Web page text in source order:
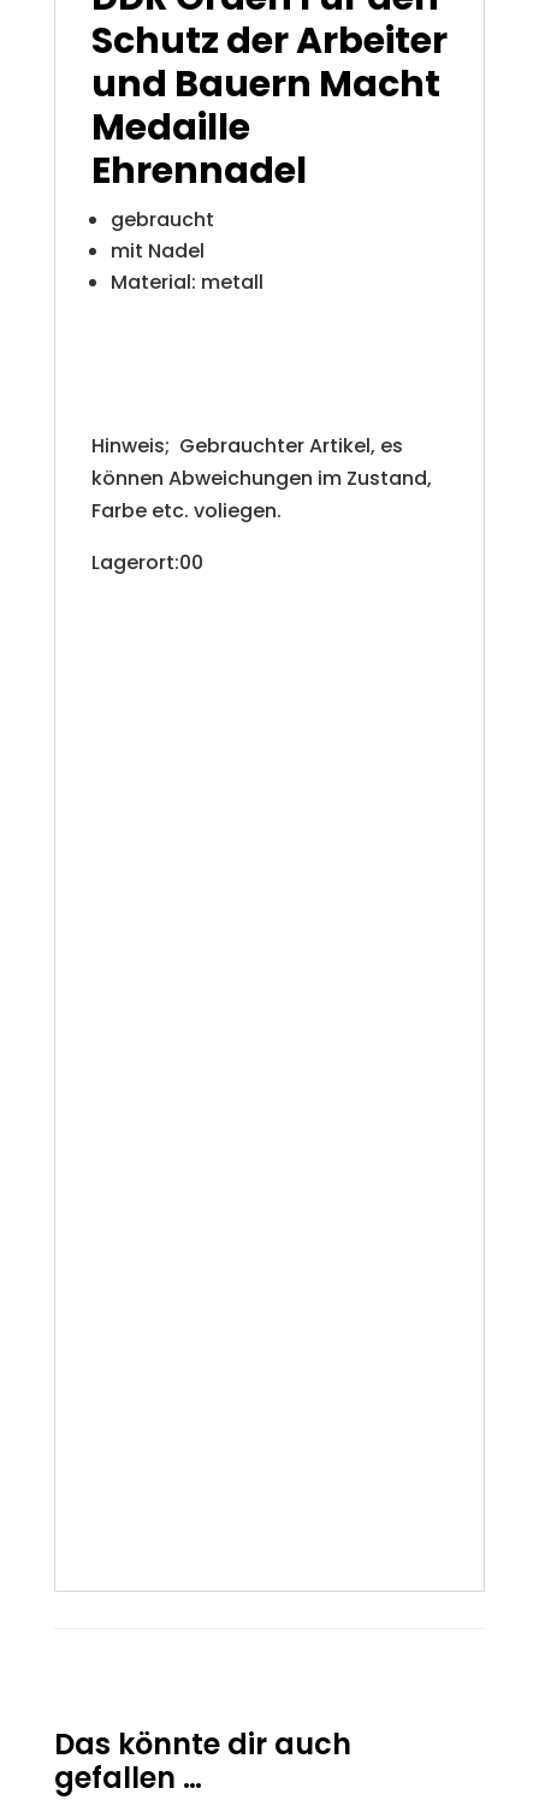
Ehrennadel
Menge
Schutz der Arbeiter
und Bauern Macht
Medaille
Ehrennadel
gebraucht
mit Nadel
Material: metall
Hinweis; Gebrauchter Artikel, es
können Abweichungen im Zustand,
Farbe etc. voliegen.
Lagerort:00
Das könnte dir auch
gefallen …